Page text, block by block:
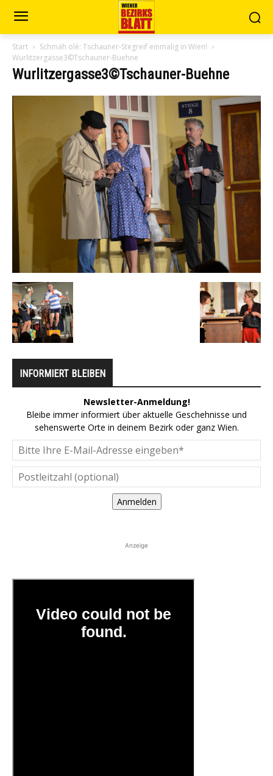
Start
Schmäh olé: Tschauner-Stegreif einmalig in Wien!
Wurlitzergasse3©Tschauner-Buehne
Wurlitzergasse3©Tschauner-Buehne
INFORMIERT BLEIBEN
Newsletter-Anmeldung!
Bleibe immer informiert über aktuelle Geschehnisse und
sehenswerte Orte in deinem Bezirk oder ganz Wien.
Anmelden
Anzeige